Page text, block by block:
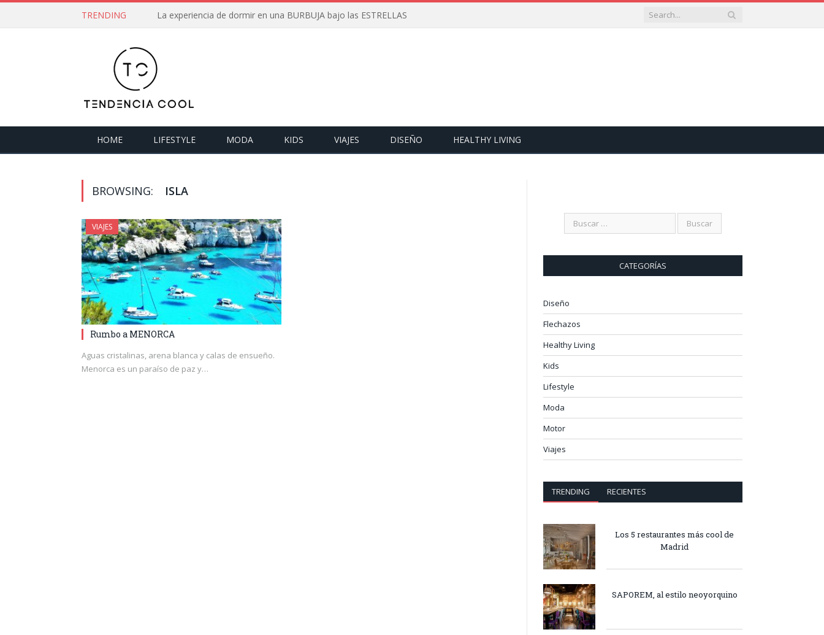
TRENDING La experiencia de dormir en una BURBUJA bajo las ESTRELLAS
HOME LIFESTYLE MODA KIDS VIAJES DISEÑO HEALTHY LIVING
BROWSING: ISLA
VIAJES
Rumbo a MENORCA
Aguas cristalinas, arena blanca y calas de ensueño.
Menorca es un paraíso de paz y…
CATEGORÍAS
Diseño
Flechazos
Healthy Living
Kids
Lifestyle
Moda
Motor
Viajes
TRENDING RECIENTES
Los 5 restaurantes más cool de
Madrid
SAPOREM, al estilo neoyorquino